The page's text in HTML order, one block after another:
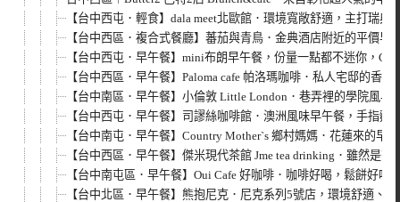
【台中西屯．輕食】dala meet北歐館．環境寬敞舒適，主打瑞典
【台中西區．複合式餐廳】蕃茄與青鳥．金典酒店附近的平價早
【台中西屯．早午餐】mini布朗早午餐，份量一點都不迷你，C/
【台中西區．早午餐】Paloma cafe 帕洛瑪咖啡．私人宅邸的香蕉
【台中南區．早午餐】小倫敦 Little London．巷弄裡的學院風早
【台中西屯．早午餐】司謬絲咖啡館．澳洲風味早午餐，手指麵
【台中南屯．早午餐】Country Mother`s 鄉村媽媽．花蓮來的
【台中西區．早午餐】傑米現代茶館 Jme tea drinking．雖然是
【台中南屯區．早午餐】Oui Cafe 好咖啡．咖啡好喝，鬆餅好吃
【台中北區．早午餐】熊抱尼克．尼克系列5號店，環境舒適、